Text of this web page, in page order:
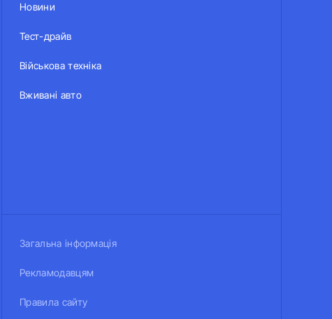
Новини
Тест-драйв
Військова техніка
Вживані авто
Загальна інформація
Рекламодавцям
Правила сайту